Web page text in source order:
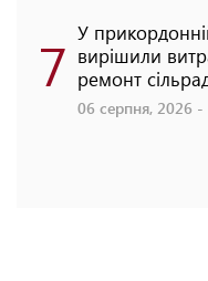
7 У
вирішили
ремонт
06 серпня, 2026 -